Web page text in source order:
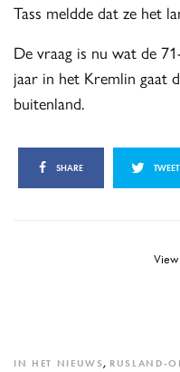
Tass meldde dat ze het
De vraag is nu wat de
jaar in het Kremlin gaat
buitenland.
SHARE TWEET
IN HET NIEUWS, RUSLAND-